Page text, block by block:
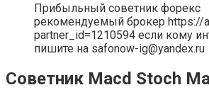
Прибыльный советник форекс
рекомендуемый брокер https://
partner_id=1210594 если кому
пишите на safonow-ig@yandex.ru
Советник Macd Stoch